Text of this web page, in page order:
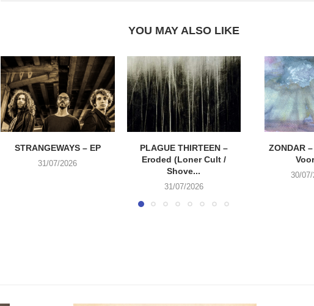
YOU MAY ALSO LIKE
STRANGEWAYS – EP
31/07/2026
PLAGUE THIRTEEN –
Eroded (Loner Cult /
Shove...
31/07/2026
ZONDAR
30/